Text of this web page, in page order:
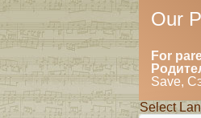
Our
For
Save,
Select